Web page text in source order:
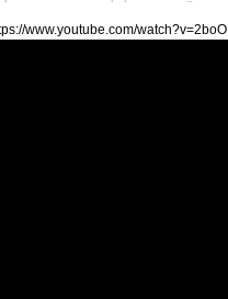
www.youtube.com/